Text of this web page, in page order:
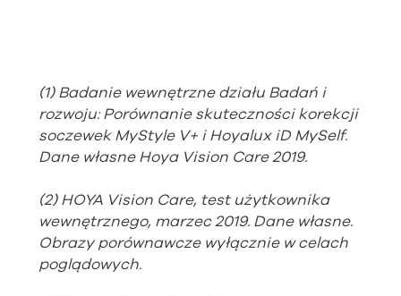
(1) Badanie wewnętrzne działu Badań i
rozwoju: Porównanie skuteczności korekcji
soczewek MyStyle V+ i Hoyalux iD MySelf.
Dane własne Hoya Vision Care 2019.
(2) HOYA Vision Care, test użytkownika
wewnętrznego, marzec 2019. Dane własne.
Obrazy porównawcze wyłącznie w celach
poglądowych.